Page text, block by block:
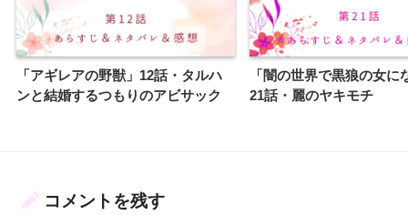
「アギレアの野獣」12話・タルハ
ンと結婚するつもりのアビサック
「闇の世界で黒狼の女に
21話・麗のヤキモチ
コメントを残す